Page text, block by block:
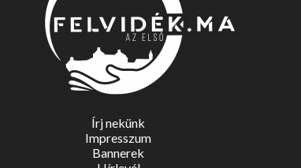
Írj nekünk
Impresszum
Bannerek